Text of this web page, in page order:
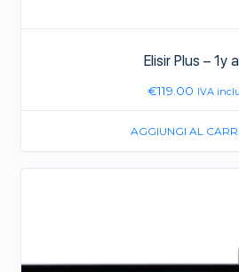
Elisir Plus – 1y
€119.00 IVA
AGGIUNGI AL